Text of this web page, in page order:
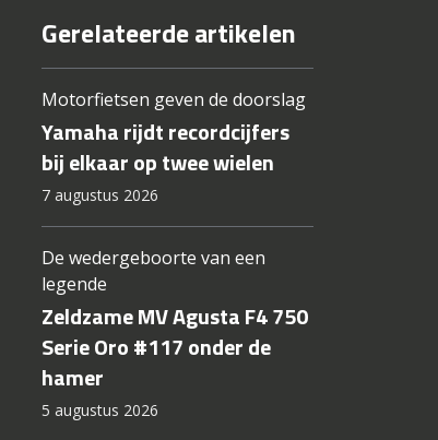
Gerelateerde artikelen
Motorfietsen geven de doorslag
Yamaha rijdt recordcijfers
bij elkaar op twee wielen
7 augustus 2026
De wedergeboorte van een
legende
Zeldzame MV Agusta F4 750
Serie Oro #117 onder de
hamer
5 augustus 2026